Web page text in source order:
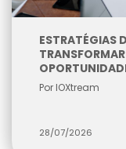
ESTRATÉGIAS
Por IOXtream
28/07/2026